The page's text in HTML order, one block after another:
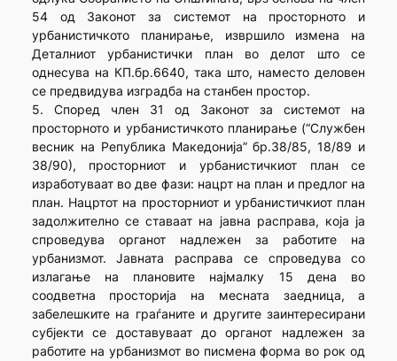
54 од Законот за системот на просторното и
урбанистичкото планирање, извршило измена на
Деталниот урбанистички план во делот што се
однесува на КП.бр.6640, така што, наместо деловен
се предвидува изградба на станбен простор.
5. Според член 31 од Законот за системот на
просторното и урбанистичкото планирање (“Службен
весник на Република Македонија” бр.38/85, 18/89 и
38/90), просторниот и урбанистичкиот план се
изработуваат во две фази: нацрт на план и предлог на
план. Нацртот на просторниот и урбанистичкиот план
задолжително се ставаат на јавна расправа, која ја
спроведува органот надлежен за работите на
урбанизмот. Јавната расправа се спроведува со
излагање на плановите најмалку 15 дена во
соодветна просторија на месната заедница, а
забелешките на граѓаните и другите заинтересирани
субјекти се доставуваат до органот надлежен за
работите на урбанизмот во писмена форма во рок од